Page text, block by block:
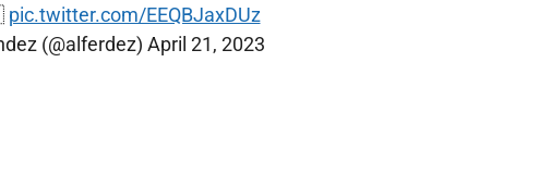
pic.twitter.com/EEQBJaxDUz
(@alferdez) April 21, 2023